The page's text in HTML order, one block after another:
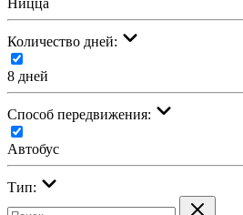
Количество дней:
8 дней
Cпособ передвижения:
Автобус
Тип: